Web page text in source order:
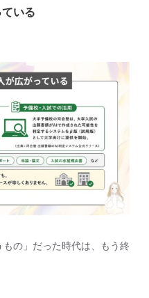
いる
の」だった時代は、もう終